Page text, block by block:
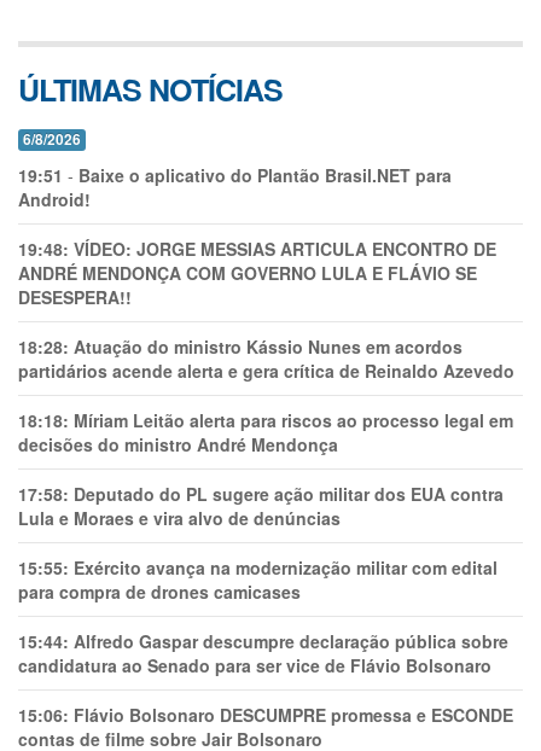
ÚLTIMAS NOTÍCIAS
6/8/2026
19:51 - Baixe o aplicativo do Plantão Brasil.NET para
Android!
19:48: VÍDEO: JORGE MESSIAS ARTICULA ENCONTRO DE
ANDRÉ MENDONÇA COM GOVERNO LULA E FLÁVIO SE
DESESPERA!!
18:28: Atuação do ministro Kássio Nunes em acordos
partidários acende alerta e gera crítica de Reinaldo Azevedo
18:18: Míriam Leitão alerta para riscos ao processo legal em
decisões do ministro André Mendonça
17:58: Deputado do PL sugere ação militar dos EUA contra
Lula e Moraes e vira alvo de denúncias
15:55: Exército avança na modernização militar com edital
para compra de drones camicases
15:44: Alfredo Gaspar descumpre declaração pública sobre
candidatura ao Senado para ser vice de Flávio Bolsonaro
15:06: Flávio Bolsonaro DESCUMPRE promessa e ESCONDE
contas de filme sobre Jair Bolsonaro